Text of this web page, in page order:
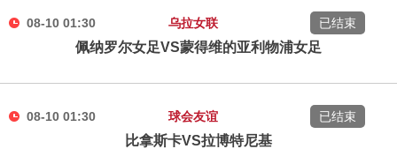
08-10 01:30 乌拉女联
佩纳罗尔女足VS蒙得维的亚利物浦女足
已结束
08-10 01:30 球会友谊
比拿斯卡VS拉博特尼基
已结束